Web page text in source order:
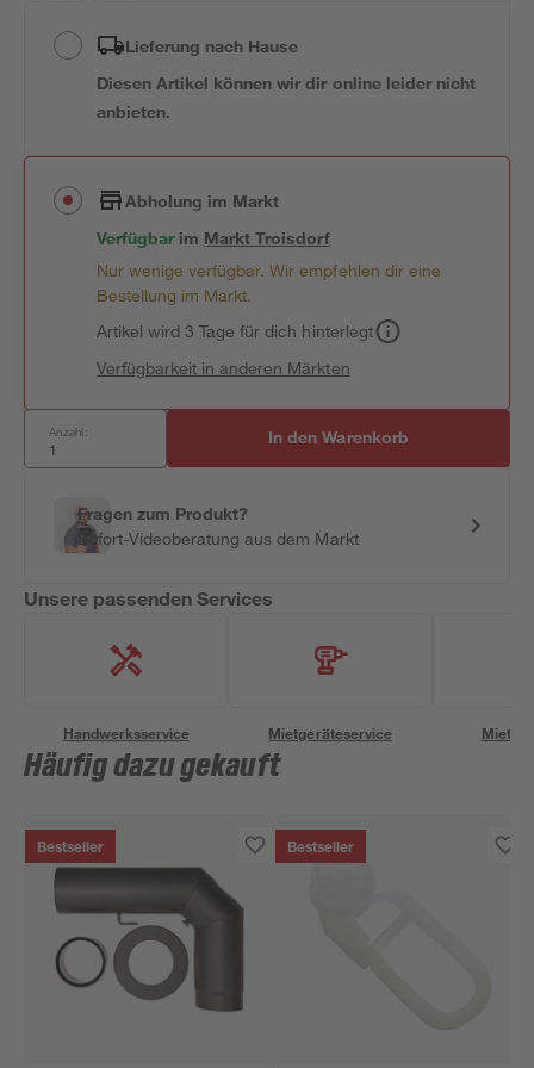
Lieferung nach Hause
Diesen Artikel können wir dir online leider nicht
anbieten.
Abholung im Markt
Verfügbar im MarktTroisdorf
Nur wenige verfügbar. Wir empfehlen dir eine
Bestellung im Markt.
Artikel wird 3 Tage für dich hinterlegt
Verfügbarkeit in anderen Märkten
Anzahl: In den Warenkorb
Fragen zum Produkt?
Sofort-Videoberatung aus dem Markt
Unsere passenden Services
Handwerksservice Mietgeräteservice
Häufig dazu gekauft
Bestseller Bestseller